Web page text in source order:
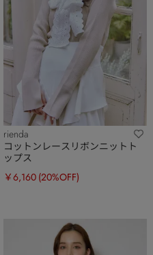
rienda
コットンレースリボンニットト
ップス
￥6,160 (20%OFF)